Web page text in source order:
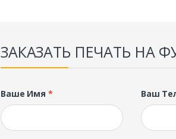
ЗАКАЗАТЬ ПЕЧАТЬ НА
Ваше Имя * Ваш